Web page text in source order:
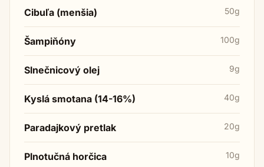
Cibuľa (menšia) 50g
Šampiňóny 100g
Slnečnicový olej 9g
Kyslá smotana (14-16%) 40g
Paradajkový pretlak 20g
Plnotučná horčica 10g